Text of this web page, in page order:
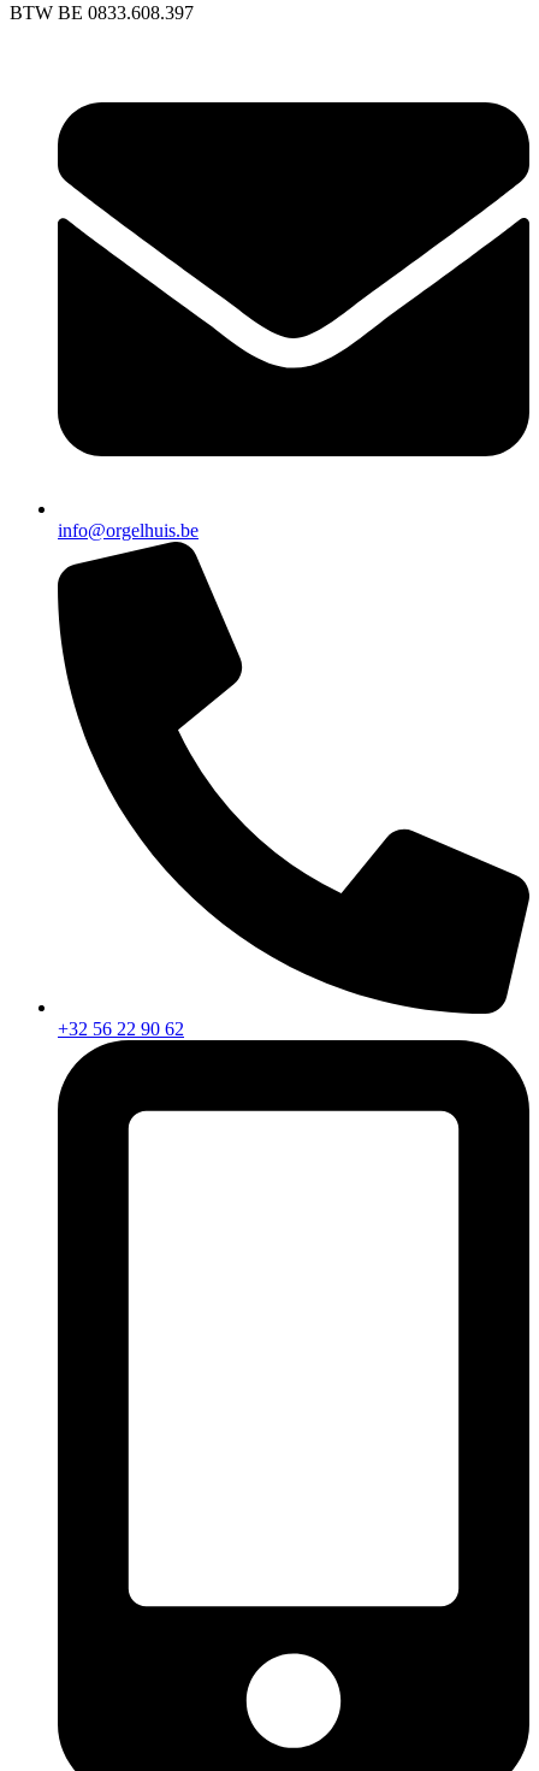
BTW BE 0833.608.397
info@orgelhuis.be
+32 56 22 90 62